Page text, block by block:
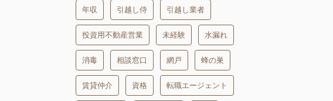
年収 引越し侍 引越し業者
投資用不動産営業 未経験 水漏れ
消毒 相談窓口 網戸 蜂の巣
賃貸仲介 資格 転職エージェント